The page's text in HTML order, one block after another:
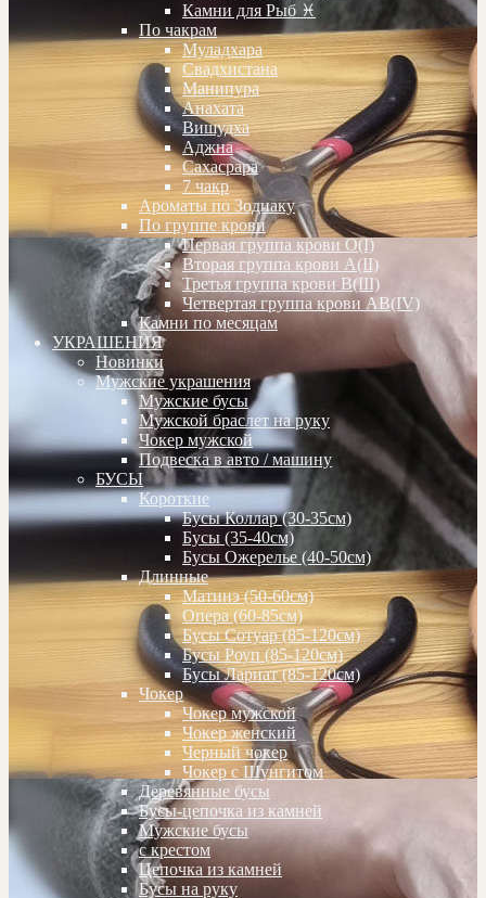
Камни для Рыб ♓️
По чакрам
Муладхара
Свадхистана
Манипура
Анахата
Вишудха
Аджна
Сахасрара
7 чакр
Ароматы по Зодиаку
По группе крови
Первая группа крови О(I)
Вторая группа крови А(II)
Третья группа крови В(III)
Четвертая группа крови АВ(IV)
Камни по месяцам
УКРАШЕНИЯ
Новинки
Мужские украшения
Мужские бусы
Мужской браслет на руку
Чокер мужской
Подвеска в авто / машину
БУСЫ
Короткие
Бусы Коллар (30-35см)
Бусы (35-40см)
Бусы Ожерелье (40-50см)
Длинные
Матинэ (50-60см)
Опера (60-85см)
Бусы Сотуар (85-120см)
Бусы Роуп (85-120см)
Бусы Лариат (85-120см)
Чокер
Чокер мужской
Чокер женский
Черный чокер
Чокер с Шунгитом
Деревянные бусы
Бусы-цепочка из камней
Мужские бусы
с крестом
Цепочка из камней
Бусы на руку